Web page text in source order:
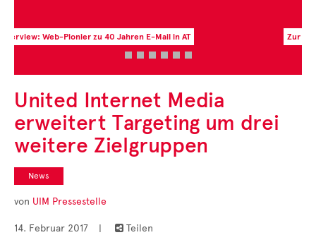
Zur aktuellen Zahl des Monats
United Internet Media
erweitert Targeting um drei
weitere Zielgruppen
News
von UIM Pressestelle
14. Februar 2017 |  Teilen